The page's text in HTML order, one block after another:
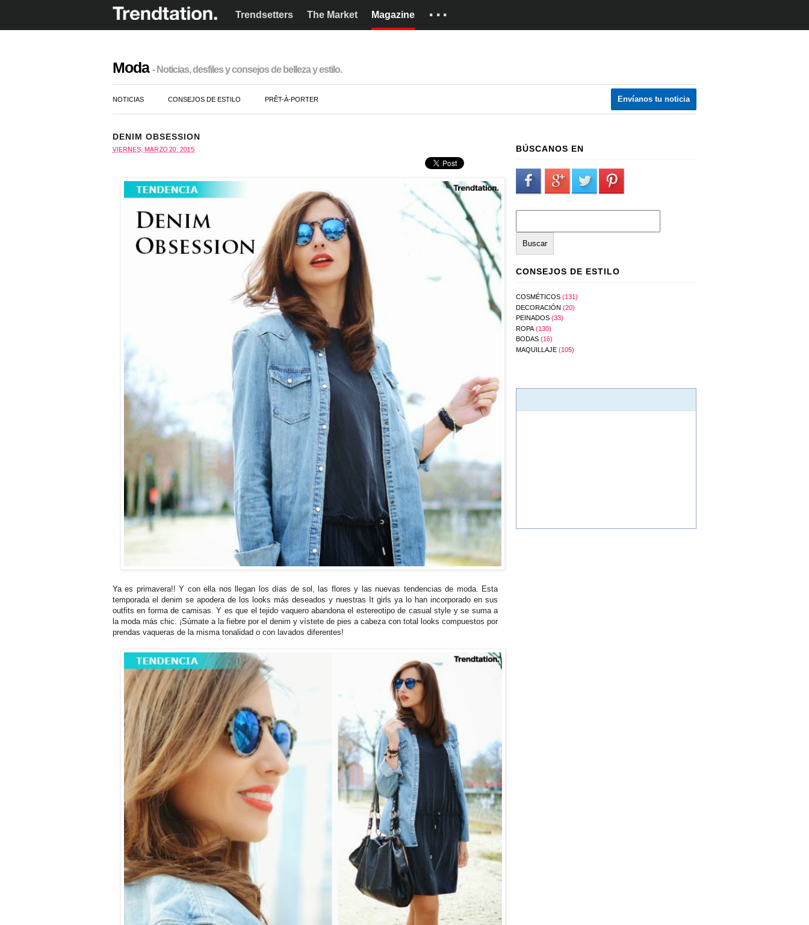
Trendsetters The Market Magazine ···
English
Moda - Noticias, desfiles y consejos de belleza y estilo.
NOTICIAS CONSEJOS DE ESTILO PRÊT-À-PORTER Envíanos tu noticia
DENIM OBSESSION
VIERNES, MARZO 20, 2015
Ya es primavera!! Y con ella nos llegan los días de sol, las flores y las nuevas tendencias de moda. Esta
temporada el denim se apodera de los looks más deseados y nuestras It girls ya lo han incorporado en sus
outfits en forma de camisas. Y es que el tejido vaquero abandona el estereotipo de casual style y se suma a
la moda más chic. ¡Súmate a la fiebre por el denim y vístete de pies a cabeza con total looks compuestos por
prendas vaqueras de la misma tonalidad o con lavados diferentes!
BÚSCANOS EN
CONSEJOS DE ESTILO
COSMÉTICOS (131)
DECORACIÓN (20)
PEINADOS (33)
ROPA (130)
BODAS (16)
MAQUILLAJE (105)